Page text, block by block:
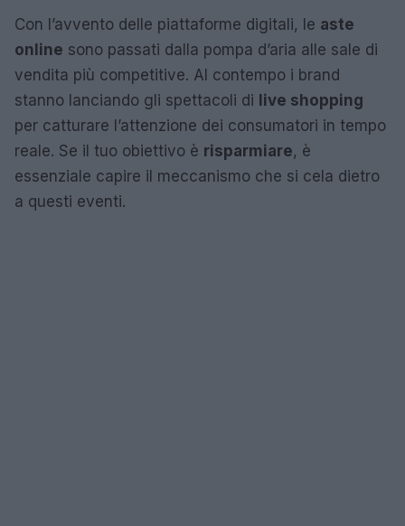
Con l’avvento delle piattaforme digitali, le aste
online sono passati dalla pompa d’aria alle sale di
vendita più competitive. Al contempo i brand
stanno lanciando gli spettacoli di live shopping
per catturare l’attenzione dei consumatori in tempo
reale. Se il tuo obiettivo è risparmiare, è
essenziale capire il meccanismo che si cela dietro
a questi eventi.